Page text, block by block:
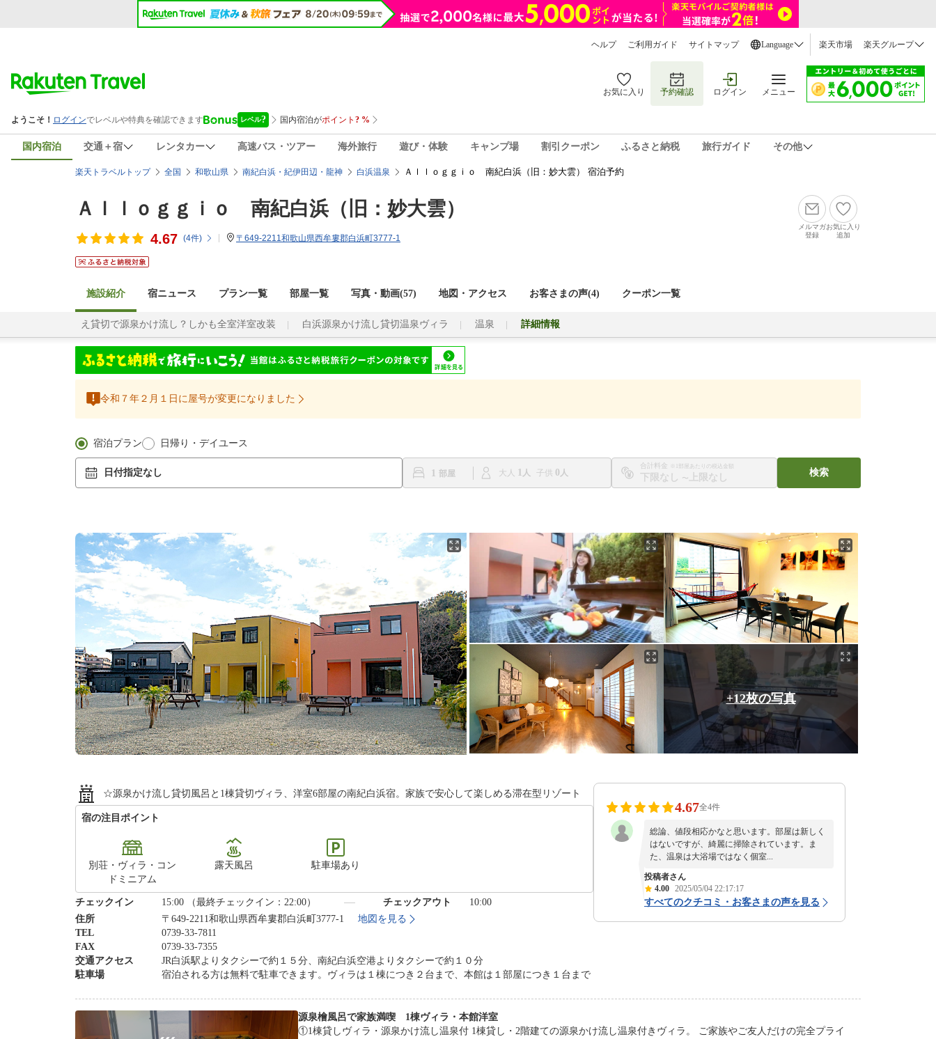
ヘルプ ご利用ガイド サイトマップ Language 楽天市場 楽天グループ
お気に入り 予約確認 ログイン メニュー
国内宿泊 交通＋宿 レンタカー 高速バス・ツアー 海外旅行 遊び・体験 キャンプ場 割引クーポン ふるさと納税 旅行ガイド その他
楽天トラベルトップ 全国 和歌山県 南紀白浜・紀伊田辺・龍神 白浜温泉 Ａｌｌｏｇｇｉｏ 南紀白浜（旧：妙大雲） 宿泊予約
Ａｌｌｏｇｇｉｏ 南紀白浜（旧：妙大雲）
4.67 (4件) 〒649-2211和歌山県西牟婁郡白浜町3777-1
メルマガ
登録
お気に入り
追加
施設紹介 宿ニュース プラン一覧 部屋一覧 写真・動画(57) 地図・アクセス お客さまの声(4) クーポン一覧
え貸切で源泉かけ流し？しかも全室洋室改装 白浜源泉かけ流し貸切温泉ヴィラ 温泉 詳細情報
令和７年２月１日に屋号が変更になりました
宿泊プラン 日帰り・デイユース
日付指定なし 1 大人 1 子供 0
合計料金 ※1部屋あたりの税込金額
〜
検索
+12枚の写真
☆源泉かけ流し貸切風呂と1棟貸切ヴィラ、洋室6部屋の南紀白浜宿。家族で安心して楽しめる滞在型リゾート
宿の注目ポイント
別荘・ヴィラ・コン
ドミニアム
露天風呂 駐車場あり
チェックイン 15:00 （最終チェックイン：22:00） チェックアウト
10:00
住所
〒649-2211和歌山県西牟婁郡白浜町3777-1
地図を見る
TEL
0739-33-7811
FAX
0739-33-7355
交通アクセス
JR白浜駅よりタクシーで約１５分、南紀白浜空港よりタクシーで約１０分
駐車場
宿泊される方は無料で駐車できます。ヴィラは１棟につき２台まで、本館は１部屋につき１台まで
4.67全4件
総論、値段相応かなと思います。部屋は新しく
はないですが、綺麗に掃除されています。ま
た、温泉は大浴場ではなく個室...
投稿者さん
4.00 2025/05/04 22:17:17
すべてのクチコミ・お客さまの声を見る
源泉檜風呂で家族満喫 1棟ヴィラ・本館洋室
①1棟貸しヴィラ・源泉かけ流し温泉付 1棟貸し・2階建ての源泉かけ流し温泉付きヴィラ。 ご家族やご友人だけの完全プライ